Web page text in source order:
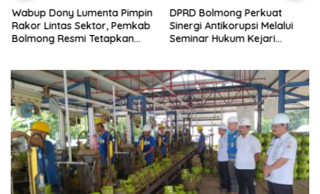
Wabup Dony Lumenta Pimpin
Rakor Lintas Sektor, Pemkab
Bolmong Resmi Tetapkan
DPRD Bolmong Perkuat
Sinergi Antikorupsi Melalui
Seminar Hukum Kejari